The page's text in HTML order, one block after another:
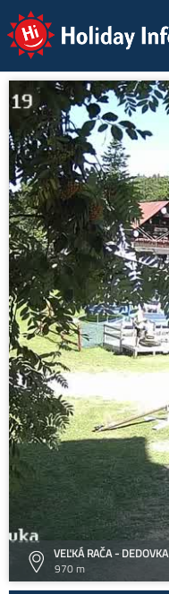
Holiday Info
VEĽKÁ RAČA - DEDOVKA
970 m